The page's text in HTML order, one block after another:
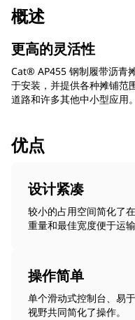
概述
更高的灵活性
Cat® AP455 钢制履带沥青
于安装，并提供各种摊铺范
道路和许多其他中小型应用。
优点
设计紧凑
较小的占用空间简化了
重量和最佳宽度便于运输
操作简单
单个滑动式控制台、易
视野共同简化了操作。